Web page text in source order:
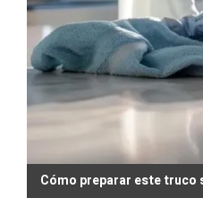
Cómo preparar este truco